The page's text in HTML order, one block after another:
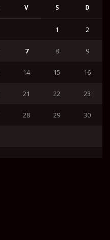
V S D
1 2
7 8 9
14 15 16
21 22 23
28 29 30